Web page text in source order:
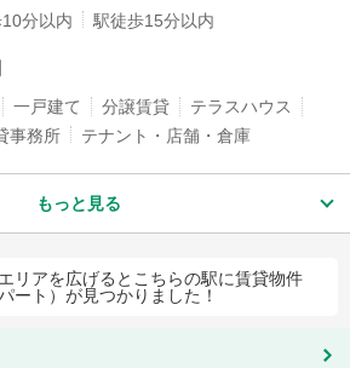
分以内 駅徒歩15分以内
一戸建て 分譲賃貸
テラスハウス
事務所 テナント・店舗・倉庫
もっと見る
リアを広げるとこちらの駅に賃貸物件
ート）が見つかりました！